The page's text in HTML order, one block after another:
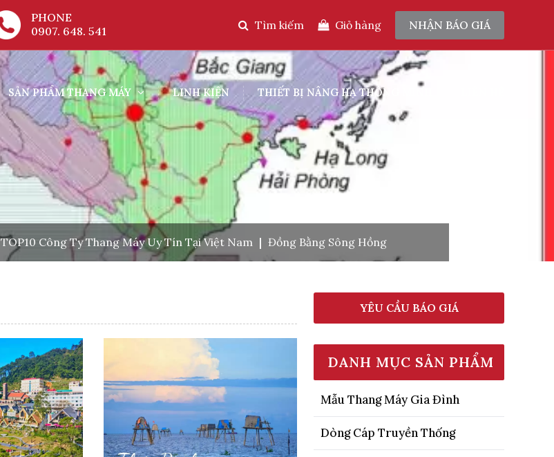
PHONE
0907. 648. 541
Tìm kiếm Giỏ hàng NHẬN BÁO GIÁ
SẢN PHẨM THANG MÁY LINH KIỆN THIẾT BỊ NÂNG HẠ THÔNG MINH
TOP10 Công Ty Thang Máy Uy Tín Tại Việt Nam | Đồng Bằng Sông Hồng
YÊU CẦU BÁO GIÁ
DANH MỤC SẢN PHẨM
Mẫu Thang Máy Gia Đình
Dòng Cáp Truyền Thống